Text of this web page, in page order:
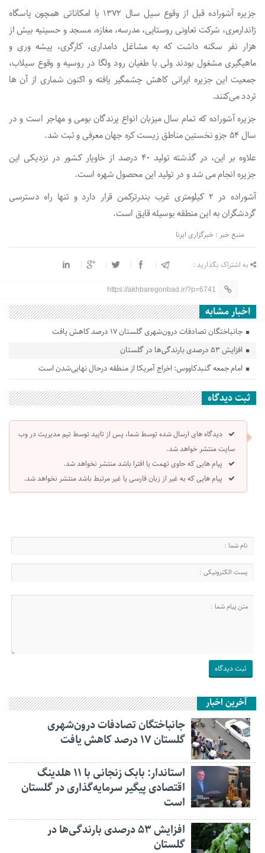
جزیره آشوراده قبل از وقوع سیل سال ۱۳۷۲ با امکاناتی همچون پاسگاه
ژاندارمری، شرکت تعاونی روستایی، مدرسه، مغازه، مسجد و حسینیه بیش از
هزار نفر سکنه داشت که به مشاغل دامداری، کارگری، پیشه وری و
ماهیگیری مشغول بودند ولی با طغیان رود ولگا در روسیه و وقوع سیلاب،
جمعیت این جزیره ایرانی کاهش چشمگیر یافته و اکنون شماری از آن ها
تردد می‌کنند.
جزیره آشوراده که تمام سال میزبان انواع پرندگان بومی و مهاجر است و در
سال ۵۴ جزو نخستین مناطق زیست کره جهان معرفی و ثبت شد.
علاوه بر این، در گذشته تولید ۴۰ درصد از خاویار کشور در نزدیکی این
جزیره انجام می شد و در تولید این محصول شهره است.
آشوراده در ۲ کیلومتری غرب بندرترکمن قرار دارد و تنها راه دسترسی
گردشگران به این منطقه بوسیله قایق است.
منبع خبر : خبرگزاری ایرنا
به اشتراک بگذارید :
https://akhbaregonbad.ir/?p=6741
اخبار مشابه
جانباختگان تصادفات درون‌شهری گلستان ۱۷ درصد کاهش یافت
افزایش ۵۳ درصدی بارندگی‌ها در گلستان
امام جمعه گنبدکاووس: اخراج آمریکا از منطقه درحال نهایی‌شدن است
ثبت دیدگاه
دیدگاه های ارسال شده توسط شما، پس از تایید توسط تیم مدیریت در وب
سایت منتشر خواهد شد.
پیام هایی که حاوی تهمت یا افترا باشد منتشر نخواهد شد.
پیام هایی که به غیر از زبان فارسی یا غیر مرتبط باشد منتشر نخواهد شد.
آخرین اخبار
جانباختگان تصادفات درون‌شهری
گلستان ۱۷ درصد کاهش یافت
استاندار: بابک زنجانی با ۱۱ هلدینگ
اقتصادی پیگیر سرمایه‌گذاری در گلستان
است
افزایش ۵۳ درصدی بارندگی‌ها در
گلستان